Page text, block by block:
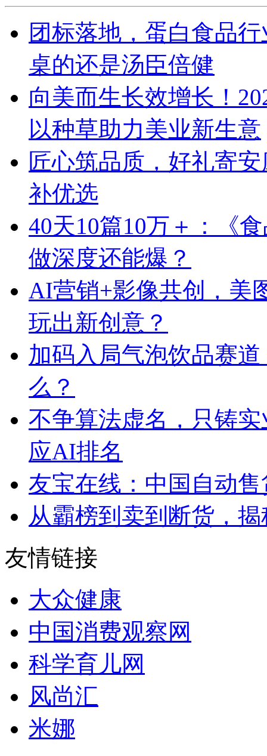
团标落地，蛋白食品
桌的还是汤臣倍健
向美而生长效增长！
以种草助力美业新生意
匠心筑品质，好礼寄
补优选
40天10篇10万＋：《
做深度还能爆？
AI营销+影像共创，美
玩出新创意？
加码入局气泡饮品赛
么？
不争算法虚名，只铸
应AI排名
友宝在线：中国自动
从霸榜到卖到断货，
友情链接
大众健康
中国消费观察网
科学育儿网
风尚汇
米娜